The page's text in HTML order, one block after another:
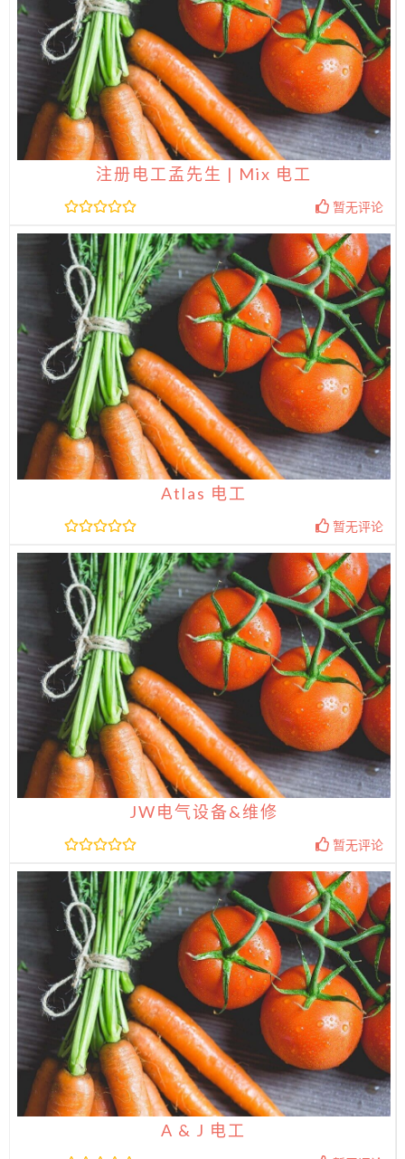
注册电工孟先生 | Mix 电工
暂无评论
Atlas 电工
暂无评论
JW电气设备&维修
暂无评论
A & J 电工